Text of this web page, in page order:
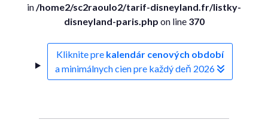
in/home2/sc2raoulo2/tarif-disneyland.fr/listky-
disneyland-paris.php on line 370
Kliknite pre kalendár cenových období
a minimálnych cien pre každý deň 2026